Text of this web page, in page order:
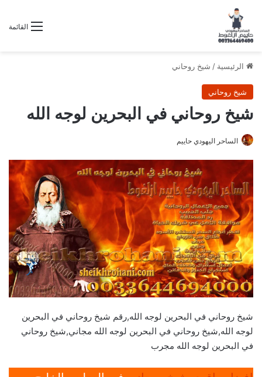
القائمة
الرئيسية / شيخ روحاني
شيخ روحاني
شيخ روحاني في البحرين لوجه الله
الساحر اليهودي حاييم
شيخ روحاني في البحرين لوجه الله,رقم شيخ روحاني في البحرين
لوجه الله,شيخ روحاني في البحرين لوجه الله مجاني,شيخ روحاني
في البحرين لوجه الله مجرب